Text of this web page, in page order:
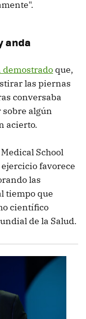
anda
que,
las piernas
conversaba
algún
acierto.
School
favorece
las
tiempo que
científico
de la Salud.